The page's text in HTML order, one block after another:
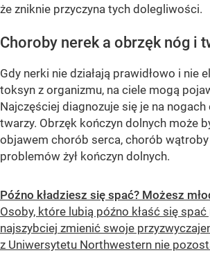
że zniknie przyczyna tych dolegliwości.
Choroby nerek a obrzęk nóg i
Gdy nerki nie działają prawidłowo i nie
toksyn z organizmu, na ciele mogą
Najczęściej diagnozuje się je na
twarzy. Obrzęk kończyn dolnych może
objawem chorób serca, chorób wątroby
problemów żył kończyn dolnych.
Późno kładziesz się spać? Możesz
Osoby, które lubią późno kłaść się
najszybciej zmienić swoje
z Uniwersytetu Northwestern nie